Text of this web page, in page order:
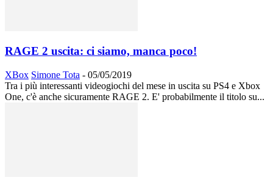
RAGE 2 uscita: ci siamo, manca poco!
XBox Simone Tota - 05/05/2019
Tra i più interessanti videogiochi del mese in uscita su PS4 e Xbox
One, c'è anche sicuramente RAGE 2. E' probabilmente il titolo su...